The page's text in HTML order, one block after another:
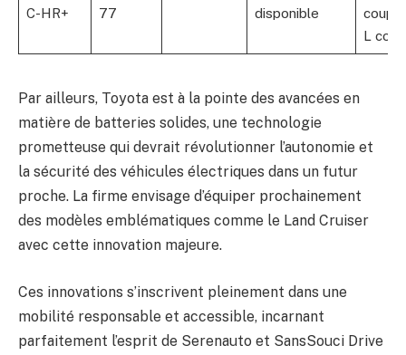
C-HR+
77
disponible
L
Par ailleurs, Toyota est à la pointe des avancées en
matière de batteries solides, une technologie
prometteuse qui devrait révolutionner l’autonomie et
la sécurité des véhicules électriques dans un futur
proche. La firme envisage d’équiper prochainement
des modèles emblématiques comme le Land Cruiser
avec cette innovation majeure.
Ces innovations s’inscrivent pleinement dans une
mobilité responsable et accessible, incarnant
parfaitement l’esprit de Serenauto et SansSouci Drive